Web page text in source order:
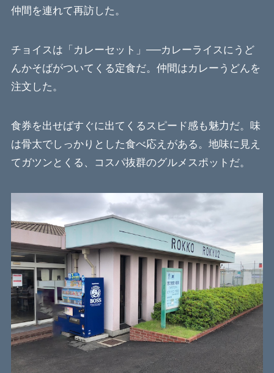
仲間を連れて再訪した。
チョイスは「カレーセット」──カレーライスにうど
んかそばがついてくる定食だ。仲間はカレーうどんを
注文した。
食券を出せばすぐに出てくるスピード感も魅力だ。味
は骨太でしっかりとした食べ応えがある。地味に見え
てガツンとくる、コスパ抜群のグルメスポットだ。